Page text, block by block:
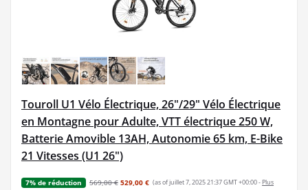
Touroll U1 Vélo Électrique, 26"/29" Vélo Électrique
en Montagne pour Adulte, VTT électrique 250 W,
Batterie Amovible 13AH, Autonomie 65 km, E-Bike
21 Vitesses (U1 26")
7% de réduction 569,00 € 529,00 € (as of juillet 7, 2025 21:37 GMT +00:00 - Plus